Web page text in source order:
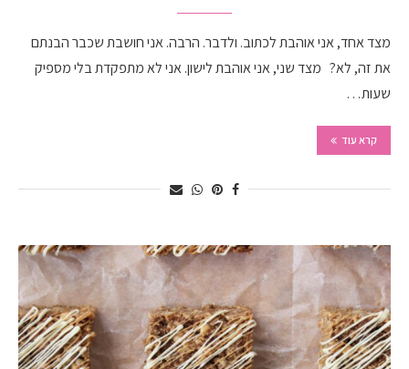
מצד אחד, אני אוהבת לכתוב. ולדבר. הרבה. אני חושבת שכבר הבנתם
את זה, לא? מצד שני, אני אוהבת לישון. אני לא מתפקדת בלי מספיק
שעות…
קרא עוד